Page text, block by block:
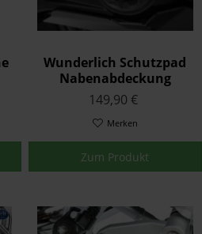
Wunderlich Schutzpad
Nabenabdeckung
149,90 €
Merken
Zum Produkt